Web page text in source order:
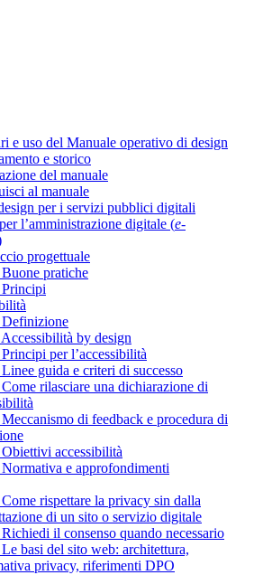
e uso del Manuale operativo di design
e storico
del manuale
al manuale
per i servizi pubblici digitali
l’amministrazione digitale (e-
progettuale
pratiche
Definizione
by design
per l’accessibilità
guida e criteri di successo
rilasciare una dichiarazione di
di feedback e procedura di
accessibilità
e approfondimenti
rispettare la privacy sin dalla
di un sito o servizio digitale
il consenso quando necessario
basi del sito web: architettura,
privacy, riferimenti DPO